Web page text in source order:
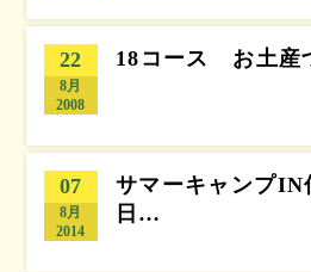
22
8月
2008
18コース お土産
07
8月
2014
サマーキャンプIN
日…